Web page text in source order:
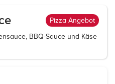
Pizza Angebot
BBQ-Sauce und Käse